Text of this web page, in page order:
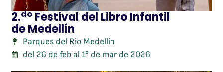
2.do Festival del Libro Infantil
de Medellín
Parques del Rio Medellín
del 26 de feb al 1° de mar de 2026